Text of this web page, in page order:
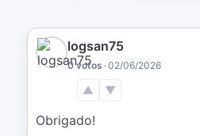
logsan75
0 votos •02/06/2026
▲ ▼
Obrigado!